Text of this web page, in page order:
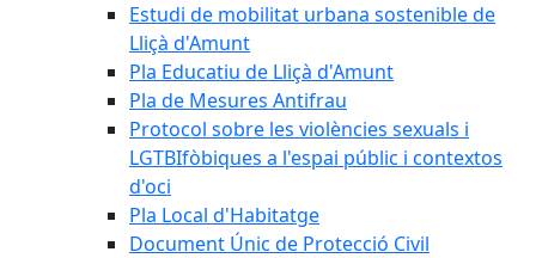
Estudi de mobilitat urbana sostenible de
Lliçà d'Amunt
Pla Educatiu de Lliçà d'Amunt
Pla de Mesures Antifrau
Protocol sobre les violències sexuals i
LGTBIfòbiques a l'espai públic i contextos
d'oci
Pla Local d'Habitatge
Document Únic de Protecció Civil